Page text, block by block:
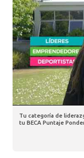
Tu categoría de
tu BECA Puntaje